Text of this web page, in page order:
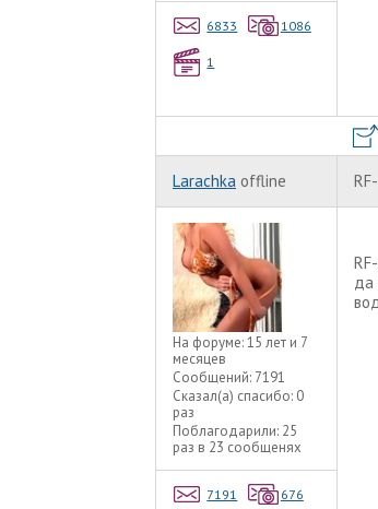
6833 1086
1
Larachka offline
На форуме:15 лет и 7
месяцев
Сообщений: 7191
Сказал(а) спасибо: 0
раз
Поблагодарили: 25
раз в 23 сообщенях
7191 676
да